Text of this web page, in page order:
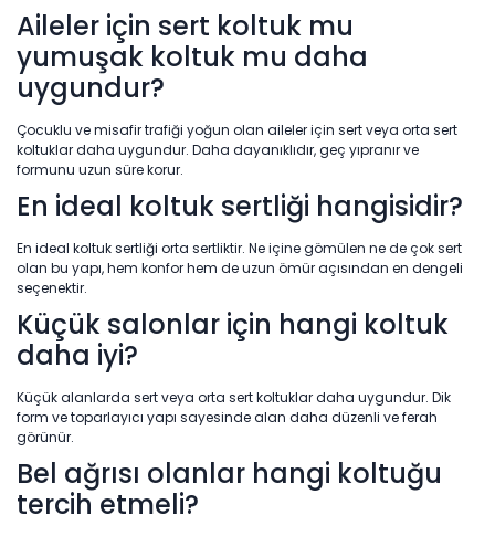
Aileler için sert koltuk mu
yumuşak koltuk mu daha
uygundur?
Çocuklu ve misafir trafiği yoğun olan aileler için sert veya orta sert
koltuklar daha uygundur. Daha dayanıklıdır, geç yıpranır ve
formunu uzun süre korur.
En ideal koltuk sertliği hangisidir?
En ideal koltuk sertliği orta sertliktir. Ne içine gömülen ne de çok sert
olan bu yapı, hem konfor hem de uzun ömür açısından en dengeli
seçenektir.
Küçük salonlar için hangi koltuk
daha iyi?
Küçük alanlarda sert veya orta sert koltuklar daha uygundur. Dik
form ve toparlayıcı yapı sayesinde alan daha düzenli ve ferah
görünür.
Bel ağrısı olanlar hangi koltuğu
tercih etmeli?